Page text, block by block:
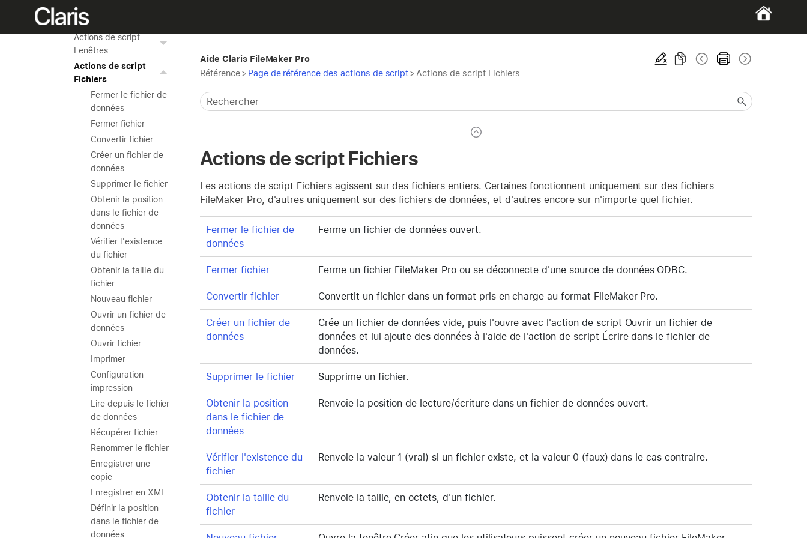
Actions de script Enr.
trouvés
Actions de script
Fenêtres
Actions de script
Fichiers
Fermer le fichier de
données
Fermer fichier
Convertir fichier
Créer un fichier de
données
Supprimer le fichier
Obtenir la position
dans le fichier de
données
Vérifier l'existence
du fichier
Obtenir la taille du
fichier
Nouveau fichier
Ouvrir un fichier de
données
Ouvrir fichier
Imprimer
Configuration
impression
Lire depuis le fichier
de données
Récupérer fichier
Renommer le fichier
Enregistrer une
copie
Enregistrer en XML
Définir la position
dans le fichier de
données
Aide Claris FileMaker Pro
Référence> Page de référence des actions de script> Actions de script Fichiers
Actions de script Fichiers
Les actions de script Fichiers agissent sur des fichiers entiers. Certaines fonctionnent uniquement sur des fichiers
FileMaker Pro, d'autres uniquement sur des fichiers de données, et d'autres encore sur n'importe quel fichier.
Fermer le fichier de
données
Ferme un fichier de données ouvert.
Fermer fichier Ferme un fichier FileMaker Pro ou se déconnecte d'une source de données ODBC.
Convertir fichier Convertit un fichier dans un format pris en charge au format FileMaker Pro.
Créer un fichier de
données
Crée un fichier de données vide, puis l'ouvre avec l'action de script Ouvrir un fichier de
données et lui ajoute des données à l'aide de l'action de script Écrire dans le fichier de
données.
Supprimer le fichier Supprime un fichier.
Obtenir la position
dans le fichier de
données
Renvoie la position de lecture/écriture dans un fichier de données ouvert.
Vérifier l'existence du
fichier
Renvoie la valeur 1 (vrai) si un fichier existe, et la valeur 0 (faux) dans le cas contraire.
Obtenir la taille du
fichier
Renvoie la taille, en octets, d'un fichier.